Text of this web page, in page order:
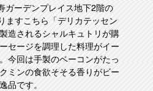
ガーデンプレイス地下2階の
ますこちら「デリカテッセン
造されるシャルキュトリが購
セージを調理した料理がイー
今回は手製のベーコンがたっ
ミンの食欲そそる香りがビー
品です。